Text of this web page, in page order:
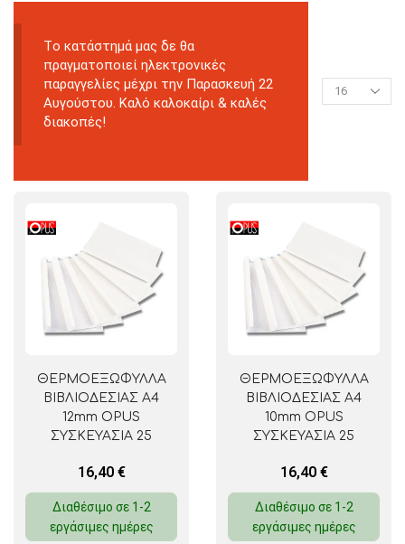
Tο κατάστημά μας δε θα
πραγματοποιεί ηλεκτρονικές
παραγγελίες μέχρι την Παρασκευή 22
Αυγούστου. Καλό καλοκαίρι & καλές
διακοπές!
ΘΕΡΜΟΕΞΩΦΥΛΛΑ
ΒΙΒΛΙΟΔΕΣΙΑΣ A4
12mm OPUS
ΣΥΣΚΕΥΑΣΙΑ 25
16,40 €
Διαθέσιμο σε 1-2
εργάσιμες ημέρες
ΘΕΡΜΟΕΞΩΦΥΛΛΑ
ΒΙΒΛΙΟΔΕΣΙΑΣ A4
10mm OPUS
ΣΥΣΚΕΥΑΣΙΑ 25
16,40 €
Διαθέσιμο σε 1-2
εργάσιμες ημέρες